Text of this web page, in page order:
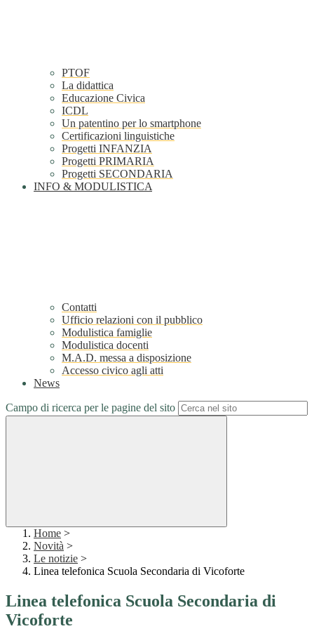
PTOF
La didattica
Educazione Civica
ICDL
Un patentino per lo smartphone
Certificazioni linguistiche
Progetti INFANZIA
Progetti PRIMARIA
Progetti SECONDARIA
INFO & MODULISTICA
Contatti
Ufficio relazioni con il pubblico
Modulistica famiglie
Modulistica docenti
M.A.D. messa a disposizione
Accesso civico agli atti
News
Campo di ricerca per le pagine del sito
Home >
Novità >
Le notizie >
Linea telefonica Scuola Secondaria di Vicoforte
Linea telefonica Scuola Secondaria di
Vicoforte